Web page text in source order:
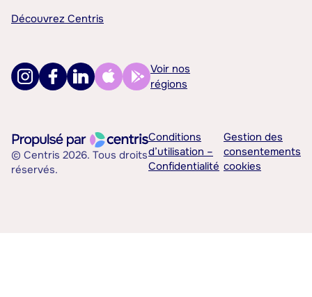
Découvrez Centris
Voir nos
régions
© Centris 2026. Tous droits
réservés.
Conditions
d’utilisation –
Confidentialité
Gestion des
consentements
cookies